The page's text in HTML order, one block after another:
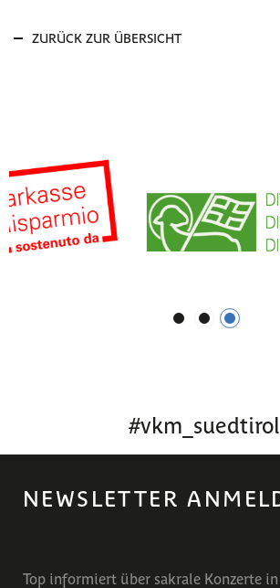
ZURÜCK ZUR ÜBERSICHT
1 2 3
#vkm_suedtirol
NEWSLETTER
Top informiert über sakrale Konzerte